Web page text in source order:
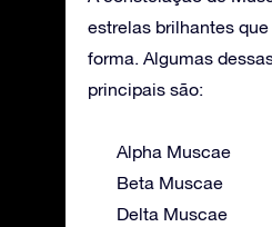
estrelas brilhantes
forma. Algumas
principais são:
Alpha Muscae
Beta Muscae
Delta Muscae